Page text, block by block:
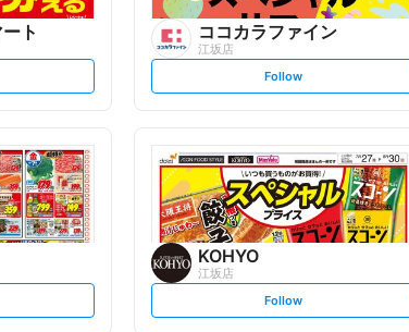
ト ココカラファイン
江坂店
s
t
o
w
Follow
KOHYO
江坂店
s
t
Follow